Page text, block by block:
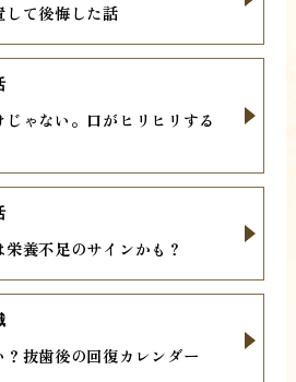
て後悔した話
ゃない。口がヒリヒリする
養不足のサインかも？
抜歯後の回復カレンダー